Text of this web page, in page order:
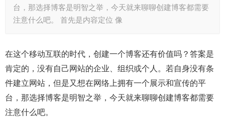
台，那选择博客是明智之举，今天就来聊聊创建博客都需要
注意什么吧。 首先是内容定位 像
在这个移动互联的时代，创建一个博客还有价值吗？答案是
肯定的，没有自己网站的企业、组织或个人。若自身没有条
件建立网站，但是又想在网络上拥有一个展示和宣传的平
台，那选择博客是明智之举，今天就来聊聊创建博客都需要
注意什么吧。